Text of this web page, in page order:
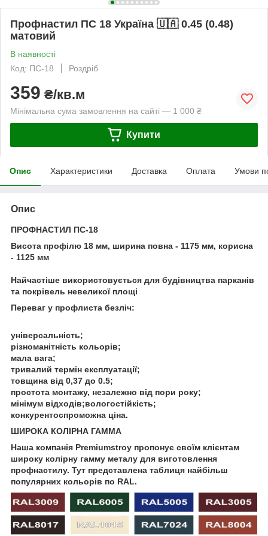
Профнастил ПС 18 Україна 🇺🇦 0.45 (0.48)
матовий
В наявності
Код: ПС-18
Роздріб
359 ₴/кв.м
Мінімальна сума замовлення на сайті — 1 000 ₴
Купити
Опис Характеристики Доставка Оплата Умови
Опис
ПРОФНАСТИЛ ПС-18
Висота профілю 18 мм, ширина повна - 1175 мм, корисна
- 1125 мм
Найчастіше використовується для будівництва парканів
та покрівель невеликої площі
Переваг у профлиста безліч:
універсальність;
різноманітність кольорів;
мала вага;
тривалий термін експлуатації;
товщина від 0,37 до 0.5;
простота монтажу, незалежно від пори року;
мінімум відходів;вологостійкість;
конкурентоспроможна ціна.
ШИРОКА КОЛІРНА ГАММА
Наша компанія Premiumstroy пропонує своїм клієнтам
широку колірну гамму металу для виготовлення
профнастилу. Тут представлена таблиця найбільш
популярних кольорів по RAL.